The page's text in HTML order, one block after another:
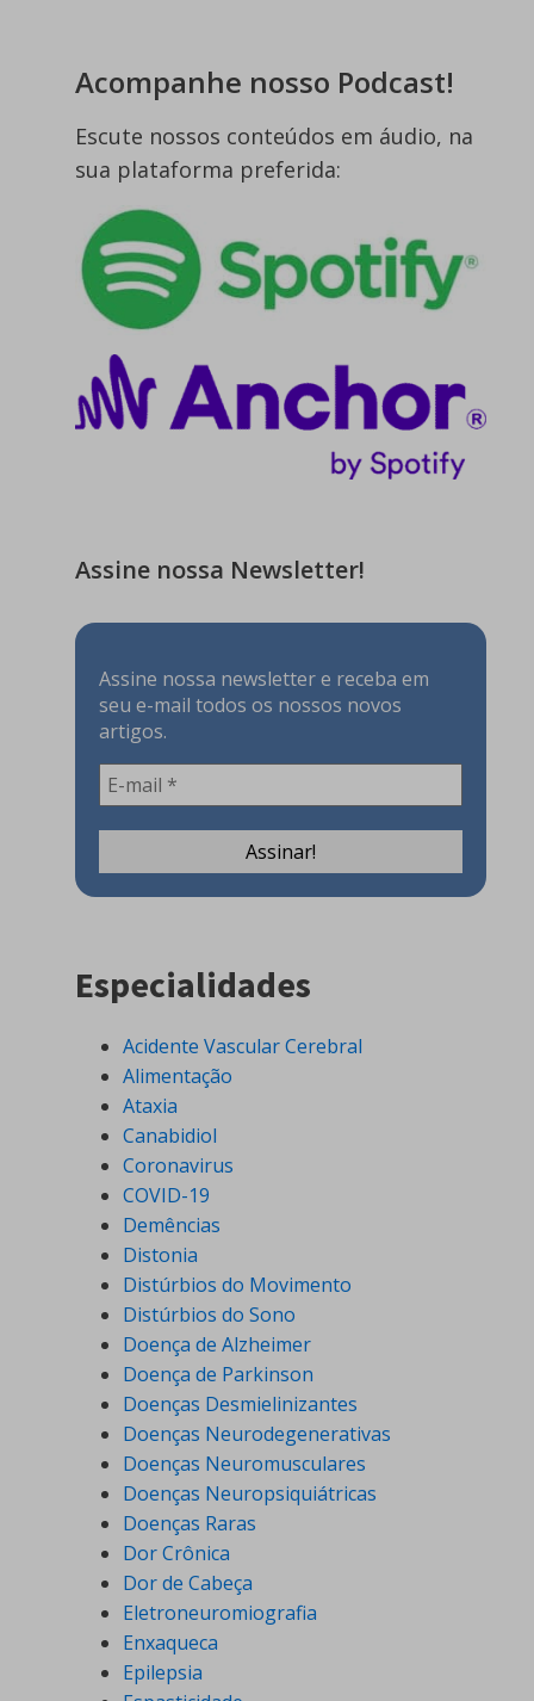
Acompanhe nosso Podcast!
Escute nossos conteúdos em áudio, na
sua plataforma preferida:
Assine nossa Newsletter!
Assine nossa newsletter e receba em
seu e-mail todos os nossos novos
artigos.
Especialidades
Acidente Vascular Cerebral
Alimentação
Ataxia
Canabidiol
Coronavirus
COVID-19
Demências
Distonia
Distúrbios do Movimento
Distúrbios do Sono
Doença de Alzheimer
Doença de Parkinson
Doenças Desmielinizantes
Doenças Neurodegenerativas
Doenças Neuromusculares
Doenças Neuropsiquiátricas
Doenças Raras
Dor Crônica
Dor de Cabeça
Eletroneuromiografia
Enxaqueca
Epilepsia